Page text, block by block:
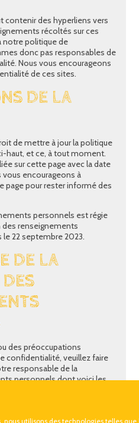
nous utilisons des technologies telles que
contenir des hyperliens vers
récoltés sur ces
notre politique de
donc pas responsables de
Nous vous encourageons
de ces sites.
DE LA
de mettre à jour la politique
haut, et ce, à tout moment.
sur cette page avec la date
vous encourageons à
page pour rester informé des
personnels est régie
renseignements
le 22 septembre 2023.
DE LA
des préoccupations
confidentialité, veuillez faire
responsable de la
personnels dont voici les